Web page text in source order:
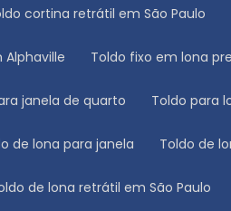
cortina retrátil em São Paulo
Alphaville Toldo fixo em lona
janela de quarto Toldo para
de lona para janela Toldo de
de lona retrátil em São Paulo